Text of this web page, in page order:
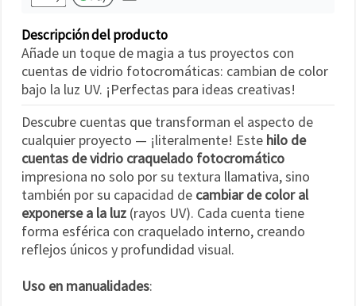
Descripción del producto
Añade un toque de magia a tus proyectos con
cuentas de vidrio fotocromáticas: cambian de color
bajo la luz UV. ¡Perfectas para ideas creativas!
Descubre cuentas que transforman el aspecto de
cualquier proyecto — ¡literalmente! Este hilo de
cuentas de vidrio craquelado fotocromático
impresiona no solo por su textura llamativa, sino
también por su capacidad de cambiar de color al
exponerse a la luz (rayos UV). Cada cuenta tiene
forma esférica con craquelado interno, creando
reflejos únicos y profundidad visual.
Uso en manualidades: